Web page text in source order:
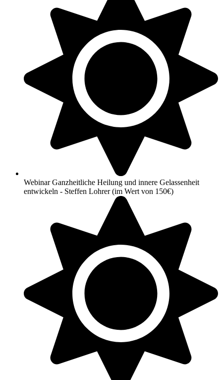
Webinar Ganzheitliche Heilung und innere Gelassenheit
entwickeln - Steffen Lohrer (im Wert von 150€)